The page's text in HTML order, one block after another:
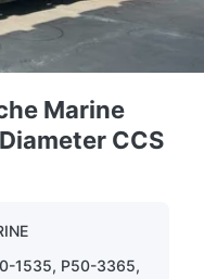
Marine
CCS
1535, P50-3365,